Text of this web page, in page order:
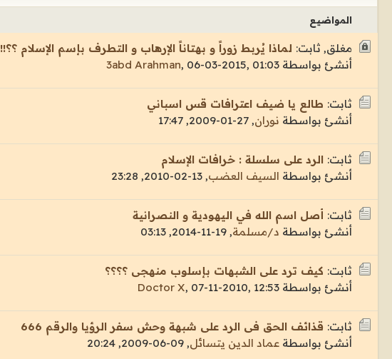
المواضيع
مغلق, ثابت: لماذا يُربط زوراً و بهتاناً الإرهاب و التطرف بإسم الإسلام ؟؟!!
أنشئ بواسطة
3abd Arahman, 06-03-2015, 01:03
ثابت: طالع يا ضيف اعترافات قس اسباني
أنشئ بواسطة نوران,
27-01-2009, 17:47
ثابت: الرد على سلسلة : خرافات الإسلام
أنشئ بواسطة السيف العضب,
13-02-2010, 23:28
ثابت: أصل اسم الله في اليهودية و النصرانية
أنشئ بواسطة د/مسلمة,
19-11-2014, 03:13
ثابت: كيف ترد على الشبهات بإسلوب منهجى ؟؟؟؟
أنشئ بواسطة
Doctor X, 07-11-2010, 12:53
ثابت: قذائف الحق فى الرد على شبهة وحش سفر الرؤيا والرقم 666
أنشئ بواسطةعماد الدين يتسائل,
09-06-2009, 20:24